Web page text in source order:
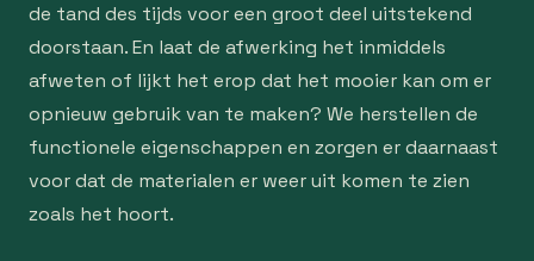
de tand des tijds voor een groot deel uitstekend
doorstaan. En laat de afwerking het inmiddels
afweten of lijkt het erop dat het mooier kan om er
opnieuw gebruik van te maken? We herstellen de
functionele eigenschappen en zorgen er daarnaast
voor dat de materialen er weer uit komen te zien
zoals het hoort.